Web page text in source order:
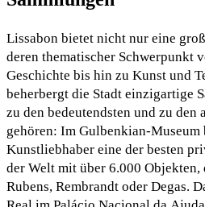
Lissabon bietet nicht nur eine
deren thematischer Schwerpunkt
Geschichte bis hin zu Kunst und
beherbergt die Stadt einzigartige
zu den bedeutendsten und zu den
gehören: Im Gulbenkian-
Kunstliebhaber eine der besten
der Welt mit über 6.000
Rubens, Rembrandt oder Degas.